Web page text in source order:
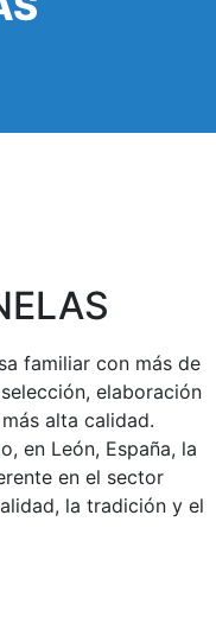
familiar con más de
elaboración
alta calidad.
en León, España, la
en el sector
la tradición y el